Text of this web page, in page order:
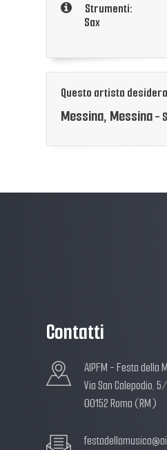
Strumenti:
Sax
Questo artista
Messina, Messina-
Contatti
AIPFM - Festa della
Via San Calepodio,
00152 Roma (RM)